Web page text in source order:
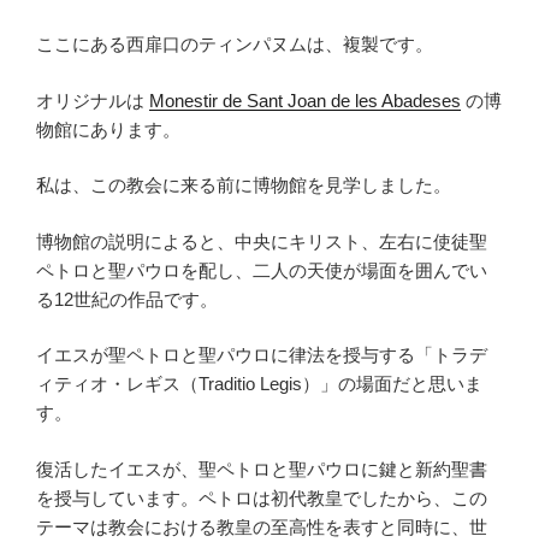
ここにある西扉口のティンパヌムは、複製です。
オリジナルは Monestir de Sant Joan de les Abadeses の博
物館にあります。
私は、この教会に来る前に博物館を見学しました。
博物館の説明によると、中央にキリスト、左右に使徒聖
ペトロと聖パウロを配し、二人の天使が場面を囲んでい
る12世紀の作品です。
イエスが聖ペトロと聖パウロに律法を授与する「トラデ
ィティオ・レギス（Traditio Legis）」の場面だと思いま
す。
復活したイエスが、聖ペトロと聖パウロに鍵と新約聖書
を授与しています。ペトロは初代教皇でしたから、この
テーマは教会における教皇の至高性を表すと同時に、世